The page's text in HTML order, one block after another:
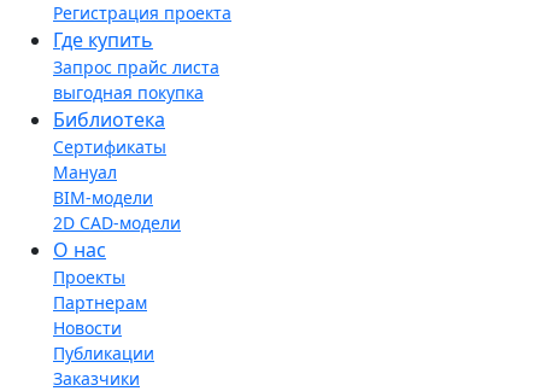
Регистрация проекта
Где купить
Запрос прайс листа
выгодная покупка
Библиотека
Сертификаты
Мануал
BIM-модели
2D CAD-модели
О нас
Проекты
Партнерам
Новости
Публикации
Заказчики